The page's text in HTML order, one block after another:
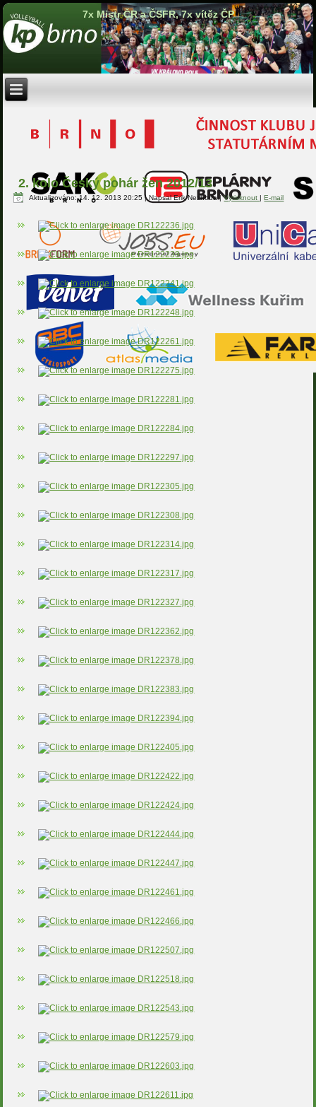
7x Mistr ČR a ČSFR, 7x vítěz ČP
2. kolo Český pohár žen 2012/13
Aktualizováno: 14. 12. 2013 20:25 |Napsal Erik Nezhoda|Vytisknout|E-mail